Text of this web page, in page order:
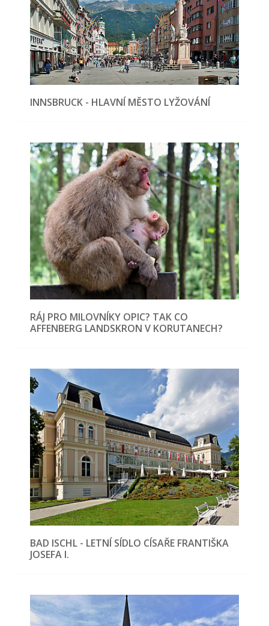
INNSBRUCK - HLAVNÍ MĚSTO LYŽOVÁNÍ
RÁJ PRO MILOVNÍKY OPIC? TAK CO
AFFENBERG LANDSKRON V KORUTANECH?
BAD ISCHL - LETNÍ SÍDLO CÍSAŘE FRANTIŠKA
JOSEFA I.